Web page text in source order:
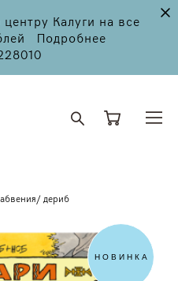
Калуги на все
Подробнее
дериб
НОВИНКА